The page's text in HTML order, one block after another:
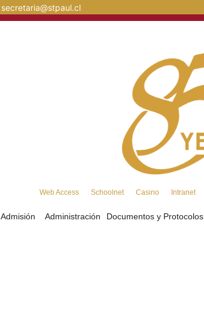
secretaria@stpaul.cl
Web Access Schoolnet Casino Intranet
Admisión Administración Documentos y Protocolos